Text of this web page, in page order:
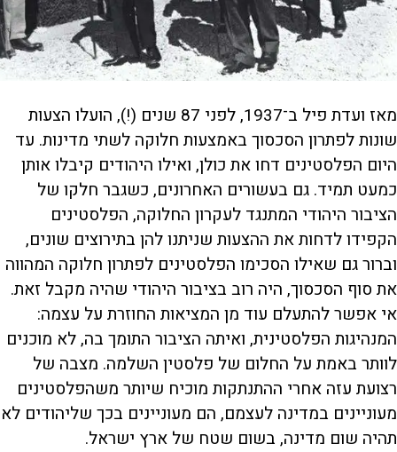
מאז ועדת פיל ב־1937, לפני 87 שנים (!), הועלו הצעות
שונות לפתרון הסכסוך באמצעות חלוקה לשתי מדינות. עד
היום הפלסטינים דחו את כולן, ואילו היהודים קיבלו אותן
כמעט תמיד. גם בעשורים האחרונים, כשגבר חלקו של
הציבור היהודי המתנגד לעקרון החלוקה, הפלסטינים
הקפידו לדחות את ההצעות שניתנו להן בתירוצים שונים,
וברור גם שאילו הסכימו הפלסטינים לפתרון חלוקה המהווה
את סוף הסכסוך, היה רוב בציבור היהודי שהיה מקבל זאת.
אי אפשר להתעלם עוד מן המציאות החוזרת על עצמה:
המנהיגות הפלסטינית, ואיתה הציבור התומך בה, לא מוכנים
לוותר באמת על החלום של פלסטין השלמה. מצבה של
רצועת עזה אחרי ההתנתקות מוכיח שיותר משהפלסטינים
מעוניינים במדינה לעצמם, הם מעוניינים בכך שליהודים לא
תהיה שום מדינה, בשום שטח של ארץ ישראל.